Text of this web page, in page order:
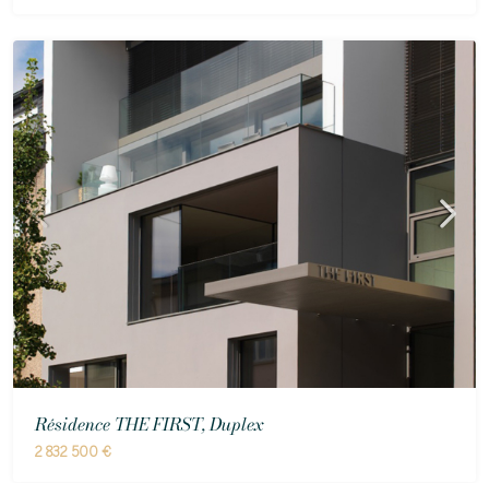
Résidence THE FIRST, Duplex
2 832 500 €